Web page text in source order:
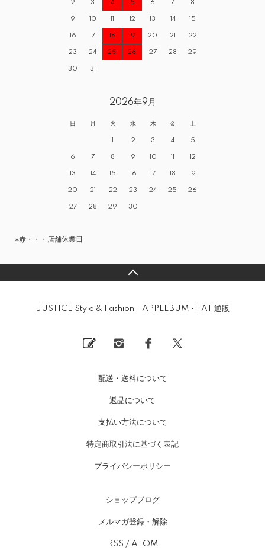
2 3 4 5 6 7 8
9 10 11 12 13 14 15
16 17 18 19 20 21 22
23 24 25 26 27 28 29
30 31
2026年9月
日 月 火 水 木 金 土
1 2 3 4 5
6 7 8 9 10 11 12
13 14 15 16 17 18 19
20 21 22 23 24 25 26
27 28 29 30
※赤・・・店舗休業日
JUSTICE Style & Fashion - APPLEBUM・FAT 通販
配送・送料について
返品について
支払い方法について
特定商取引法に基づく表記
プライバシーポリシー
ショップブログ
メルマガ登録・解除
RSS / ATOM